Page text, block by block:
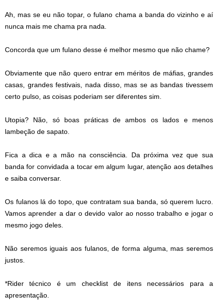
Ah, mas se eu não topar, o fulano chama a banda do vizinho e aí
nunca mais me chama pra nada.
Concorda que um fulano desse é melhor mesmo que não chame?
Obviamente que não quero entrar em méritos de máfias, grandes
casas, grandes festivais, nada disso, mas se as bandas tivessem
certo pulso, as coisas poderiam ser diferentes sim.
Utopia? Não, só boas práticas de ambos os lados e menos
lambeção de sapato.
Fica a dica e a mão na consciência. Da próxima vez que sua
banda for convidada a tocar em algum lugar, atenção aos detalhes
e saiba conversar.
Os fulanos lá do topo, que contratam sua banda, só querem lucro.
Vamos aprender a dar o devido valor ao nosso trabalho e jogar o
mesmo jogo deles.
Não seremos iguais aos fulanos, de forma alguma, mas seremos
justos.
*Rider técnico é um checklist de itens necessários para a
apresentação.